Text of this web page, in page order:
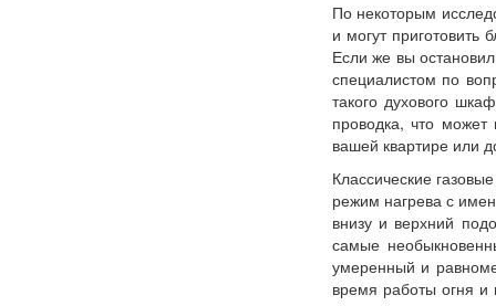
По некоторым
и могут
Если же вы
специалистом по
такого духового
проводка, что может
вашей квартире или
Классические
режим нагрева с
внизу и верхний
самые
умеренный и
время работы огня